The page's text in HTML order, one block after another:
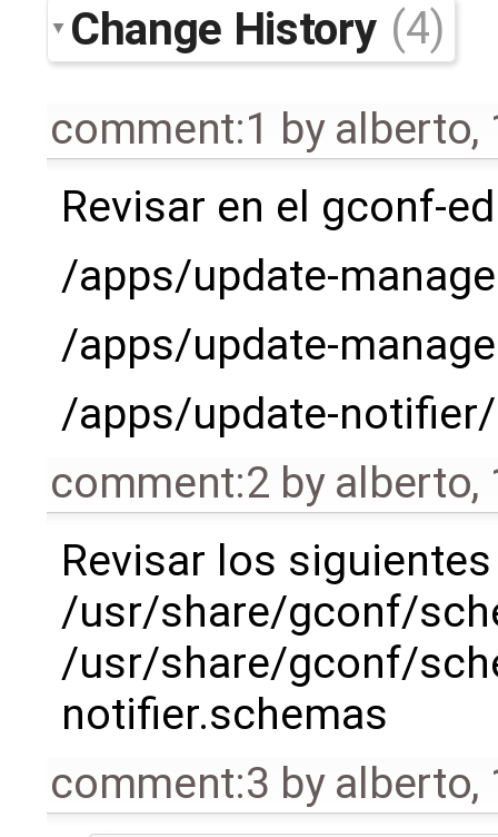
Change History (4)
comment:1 by alberto,
Revisar en el gconf-
/apps/update-
/apps/update-
/apps/update-
comment:2 by alberto,
Revisar los
/usr/share/gconf/
/usr/share/gconf/
notifier.schemas
comment:3 by alberto,